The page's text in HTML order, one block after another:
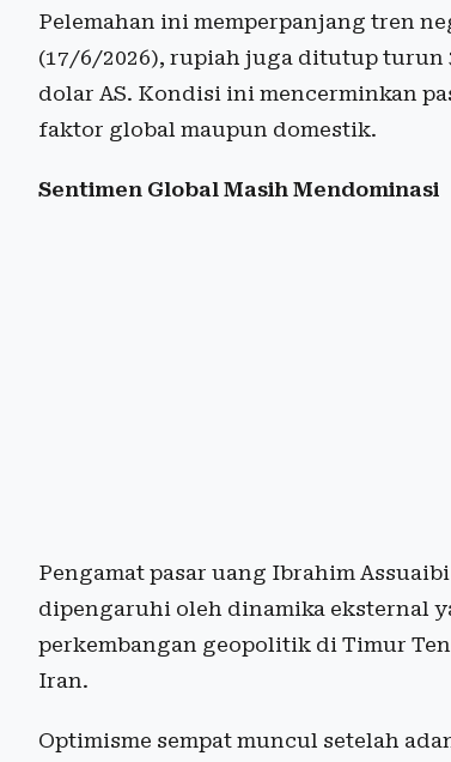
Pelemahan ini memperpanjang tren
(17/6/2026), rupiah juga ditutup turun
dolar AS. Kondisi ini mencerminkan
faktor global maupun domestik.
Sentimen Global Masih Mendominasi
Pengamat pasar uang Ibrahim
dipengaruhi oleh dinamika eksternal
perkembangan geopolitik di Timur
Iran.
Optimisme sempat muncul setelah